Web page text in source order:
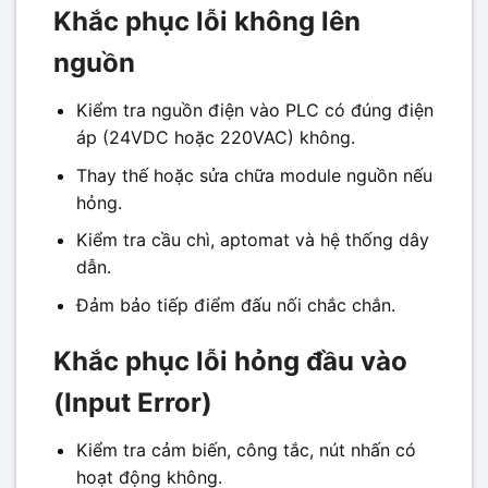
Khắc phục lỗi không lên
nguồn
Kiểm tra nguồn điện vào PLC có đúng điện
áp (24VDC hoặc 220VAC) không.
Thay thế hoặc sửa chữa module nguồn nếu
hỏng.
Kiểm tra cầu chì, aptomat và hệ thống dây
dẫn.
Đảm bảo tiếp điểm đấu nối chắc chắn.
Khắc phục lỗi hỏng đầu vào
(Input Error)
Kiểm tra cảm biến, công tắc, nút nhấn có
hoạt động không.